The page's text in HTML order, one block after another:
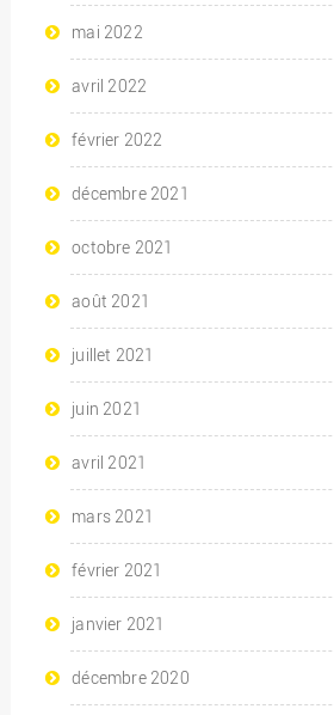
mai 2022
avril 2022
février 2022
décembre 2021
octobre 2021
août 2021
juillet 2021
juin 2021
avril 2021
mars 2021
février 2021
janvier 2021
décembre 2020